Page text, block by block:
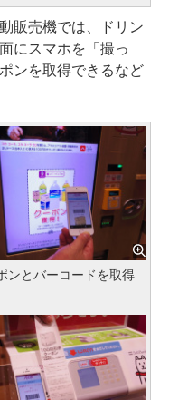
販売機では、ドリン
にスマホを「撮っ
ンを取得できるなど
ンとバーコードを取得